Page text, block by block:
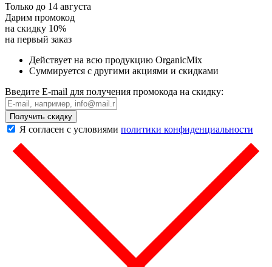
Только до 14 августа
Дарим промокод
на скидку 10%
на первый заказ
Действует на всю продукцию OrganicMix
Суммируется с другими акциями и скидками
Введите E-mail для получения промокода на скидку:
Получить скидку
Я согласен с условиями политики конфиденциальности